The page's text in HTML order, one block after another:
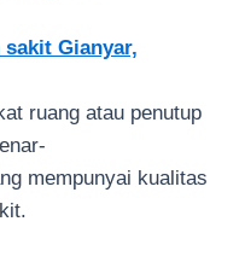
Gianyar,
ruang atau penutup
mempunyai kualitas